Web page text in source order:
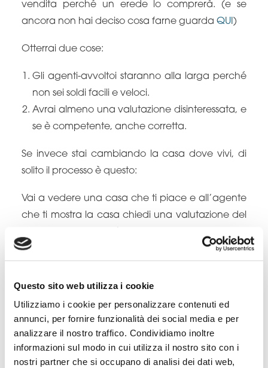
Questo sito web utilizza i cookie
Utilizziamo i cookie per personalizzare contenuti ed
annunci, per fornire funzionalità dei social media e per
analizzare il nostro traffico. Condividiamo inoltre
informazioni sul modo in cui utilizza il nostro sito con i
nostri partner che si occupano di analisi dei dati web,
vendita perché un erede lo comprerà. (e se
ancora non hai deciso cosa farne guarda QUI )
Otterrai due cose:
Gli agenti-avvoltoi staranno alla larga perché
non sei soldi facili e veloci.
Avrai almeno una valutazione disinteressata, e
se è competente, anche corretta.
Se invece stai cambiando la casa dove vivi, di
solito il processo è questo:
Vai a vedere una casa che ti piace e all’agente
che ti mostra la casa chiedi una valutazione del
incappare in due problemi:
potrebbe non essere il miglior agente sulla
piazza.
L’agente per convincerti a fare “il grande
passo” di acquistare la casa che hai visto e di